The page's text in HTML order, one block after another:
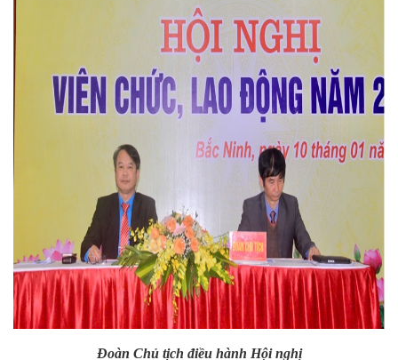
Đoàn Chủ tịch điều hành Hội nghị